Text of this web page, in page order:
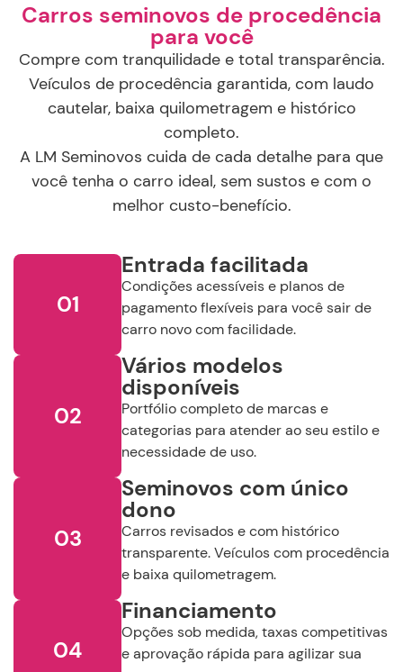
GWM
JEEP NISSAN PORSCHE
RENAULT TOYOTA VOLKSWAGEN
VOLVO
Ano defabricação
Selecione o Ano
Ano demodelo
R$
Selecione a Loja:
Selecione a Localidade
Buscar
Remover Filtros
Carros seminovos de procedência
para você
Compre com tranquilidade e total transparência.
Veículos de procedência garantida, com laudo
cautelar, baixa quilometragem e histórico
completo.
A LM Seminovos cuida de cada detalhe para que
você tenha o carro ideal, sem sustos e com o
melhor custo-benefício.
01
Entrada facilitada
Condições acessíveis e planos de
pagamento flexíveis para você sair de
carro novo com facilidade.
02
Vários modelos
disponíveis
Portfólio completo de marcas e
categorias para atender ao seu estilo e
necessidade de uso.
03
Seminovos com único
dono
Carros revisados e com histórico
transparente. Veículos com procedência
e baixa quilometragem.
04
Financiamento
Opções sob medida, taxas competitivas
e aprovação rápida para agilizar sua
Continuar